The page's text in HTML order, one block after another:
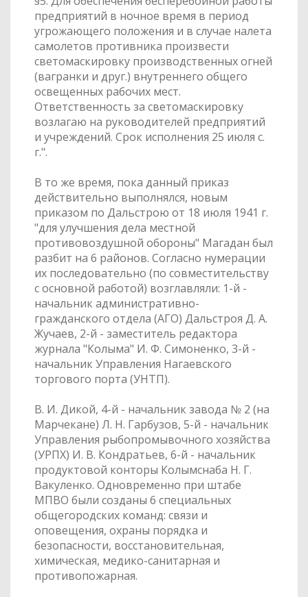
предприятий в ночное время в период
угрожающего положения и в случае налета
самолетов противника произвести
светомаскировку производственных огней
(вагранки и друг.) внутреннего общего
освещенных рабочих мест.
Ответственность за светомаскировку
возлагаю на руководителей предприятий
и учреждений. Срок исполнения 25 июля с.
г.".
В то же время, пока данный приказ
действительно выполнялся, новым
приказом по Дальстрою от 18 июля 1941 г.
"для улучшения дела местной
противовоздушной обороны" Магадан был
разбит на 6 районов. Согласно нумерации
их последовательно (по совместительству
с основной работой) возглавляли: 1-й -
начальник административно-
гражданского отдела (АГО) Дальстроя Д. А.
Жучаев, 2-й - заместитель редактора
журнала "Колыма" И. Ф. Симоненко, 3-й -
начальник Управления Нагаевского
торгового порта (УНТП).
В. И. Дикой, 4-й - начальник завода № 2 (на
Марчекане) Л. Н. Гарбузов, 5-й - начальник
Управления рыбопромывочного хозяйства
(УРПХ) И. В. Кондратьев, 6-й - начальник
продуктовой конторы Колымснаба Н. Г.
Вакуленко. Одновременно при штабе
МПВО были созданы 6 специальных
общегородских команд: связи и
оповещения, охраны порядка и
безопасности, восстановительная,
химическая, медико-санитарная и
противопожарная.